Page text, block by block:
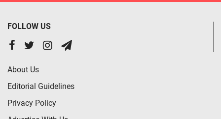
FOLLOW US
About Us
Editorial Guidelines
Privacy Policy